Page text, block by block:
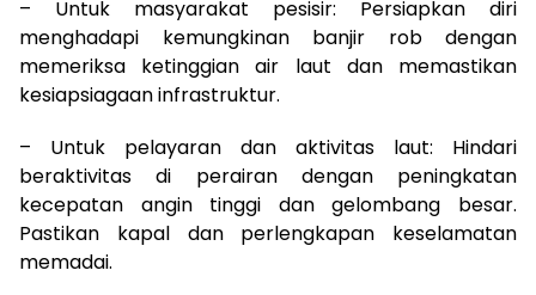
– Untuk masyarakat pesisir: Persiapkan diri
menghadapi kemungkinan banjir rob dengan
memeriksa ketinggian air laut dan memastikan
kesiapsiagaan infrastruktur.
– Untuk pelayaran dan aktivitas laut: Hindari
beraktivitas di perairan dengan peningkatan
kecepatan angin tinggi dan gelombang besar.
Pastikan kapal dan perlengkapan keselamatan
memadai.